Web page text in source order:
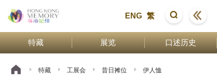
ENG 繁
特藏 展览 口述历史
特藏 工展会 昔日摊位 伊人恤